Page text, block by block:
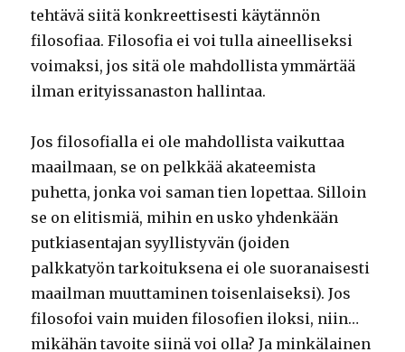
tehtävä siitä konkreettisesti käytännön
filosofiaa. Filosofia ei voi tulla aineelliseksi
voimaksi, jos sitä ole mahdollista ymmärtää
ilman erityissanaston hallintaa.
Jos filosofialla ei ole mahdollista vaikuttaa
maailmaan, se on pelkkää akateemista
puhetta, jonka voi saman tien lopettaa. Silloin
se on elitismiä, mihin en usko yhdenkään
putkiasentajan syyllistyvän (joiden
palkkatyön tarkoituksena ei ole suoranaisesti
maailman muuttaminen toisenlaiseksi). Jos
filosofoi vain muiden filosofien iloksi, niin…
mikähän tavoite siinä voi olla? Ja minkälainen